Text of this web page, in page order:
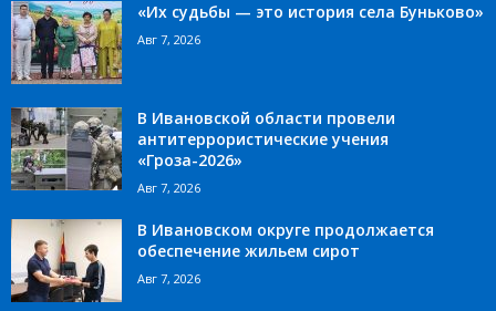
«Их судьбы — это история села Буньково»
Авг 7, 2026
В Ивановской области провели
антитеррористические учения
«Гроза-2026»
Авг 7, 2026
В Ивановском округе продолжается
обеспечение жильем сирот
Авг 7, 2026